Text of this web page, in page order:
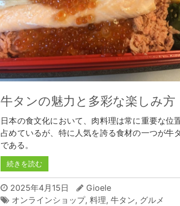
牛タンの魅力と多彩な楽しみ方
日本の食文化において、肉料理は常に重要な位
占めているが、特に人気を誇る食材の一つが牛
である。
続きを読む
2025年4月15日
Gioele
オンラインショップ,料理,牛タン, グルメ